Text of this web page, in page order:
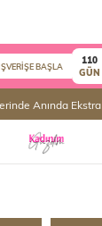
BAŞLA
110
GÜN
Anında Ekstra